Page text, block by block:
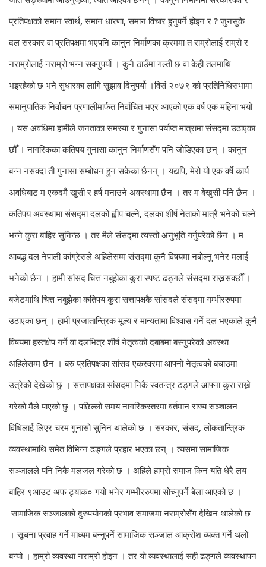
प्रतिपक्षको समान स्वार्थ, समान धारणा, समान विचार हुनुपर्ने होइन र ? जुनसुकै
दल सरकार वा प्रतिपक्षमा भएपनि कानुन निर्माणका क्रममा त राम्रोलाई राम्रो र
नराम्रोलाई नराम्रो भन्न सक्नुपर्यो । कुनै ठाउँमा गल्ती छ वा केही तलमाथि
भइरहेको छ भने सुधारका लागि सुझाव दिनुपर्यो ।विसं २०७९ को प्रतिनिधिसभामा
समानुपातिक निर्वाचन प्रणालीमार्फत निर्वाचित भएर आएको एक वर्ष एक महिना भयो
। यस अवधिमा हामीले जनताका समस्या र गुनासा पर्याप्त मात्रामा संसद्मा उठाएका
छौँ । नागरिकका कतिपय गुनासा कानुन निर्माणसँग पनि जोडिएका छन् । कानुन
बन्न नसक्दा ती गुनासा सम्बोधन हुन सकेका छैनन् । यद्यपि, मेरो यो एक वर्षे कार्य
अवधिबाट म एकदमै खुसी र हर्ष मनाउने अवस्थामा छैन । तर म बेखुसी पनि छैन ।
कतिपय अवस्थामा संसद्मा दलको ह्वीप चल्ने, दलका शीर्ष नेताको मात्रै भनेको चल्ने
भन्ने कुरा बाहिर सुनिन्छ । तर मैले संसद्मा त्यस्तो अनुभूति गर्नुपरेको छैन । म
आबद्ध दल नेपाली कांग्रेसले अहिलेसम्म संसद्मा कुनै विषयमा नबोल्नु भनेर मलाई
भनेको छैन । हामी सांसद चित्त नबुझेका कुरा स्पष्ट ढङ्गले संसद्मा राख्नसक्छौँ ।
बजेटमाथि चित्त नबुझेका कतिपय कुरा सत्तापक्षकै सांसदले संसद्मा गम्भीररुपमा
उठाएका छन् । हामी प्रजातान्त्रिक मूल्य र मान्यतामा विश्वास गर्ने दल भएकाले कुनै
विषयमा हस्तक्षेप गर्ने वा दलभित्र शीर्ष नेतृत्वको दबाबमा बस्नुपरेको अवस्था
अहिलेसम्म छैन । बरु प्रतिपक्षका सांसद एकस्वरमा आफ्नो नेतृत्वको बचाउमा
उत्रेको देखेको छु । सत्तापक्षका सांसदमा निकै स्वतन्त्र ढङ्गले आफ्ना कुरा राख्ने
गरेको मैले पाएको छु । पछिल्लो समय नागरिकस्तरमा वर्तमान राज्य सञ्चालन
विधिलाई लिएर चरम गुनासो सुनिन थालेको छ । सरकार, संसद्, लोकतान्त्रिक
व्यवस्थामाथि समेत विभिन्न ढङ्गले प्रहार भएका छन् । त्यसमा सामाजिक
सञ्जालले पनि निकै मलजल गरेको छ । अहिले हाम्रो समाज किन यति धेरै लय
बाहिर ९आउट अफ ट्र्याक० गयो भनेर गम्भीररुपमा सोच्नुपर्ने बेला आएको छ ।
सामाजिक सञ्जालको दुरुपयोगको प्रभाव समाजमा नराम्रोसँग देखिन थालेको छ
। सूचना प्रवाह गर्ने माध्यम बन्नुपर्ने सामाजिक सञ्जाल आक्रोश व्यक्त गर्ने थलो
बन्यो । हाम्रो व्यवस्था नराम्रो होइन । तर यो व्यवस्थालाई सही ढङ्गले व्यवस्थापन